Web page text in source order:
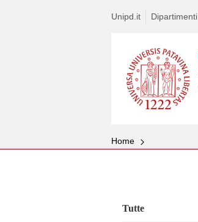
Unipd.it Dipartimenti
Home
Tutte